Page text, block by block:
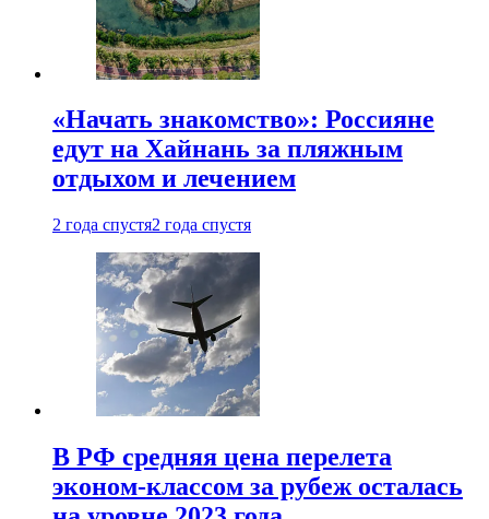
«Начать знакомство»: Россияне
едут на Хайнань за пляжным
отдыхом и лечением
2 года спустя2 года спустя
В РФ средняя цена перелета
эконом-классом за рубеж осталась